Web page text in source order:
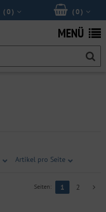
(0 )
(0 )
MENÜ
Artikel pro Seite
Seiten: 1 2